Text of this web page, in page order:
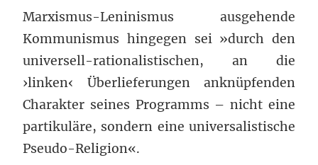
Marxismus-Leninismus ausgehende
Kommunismus hingegen sei »durch den
universell-rationalistischen, an die
›linken‹ Überlieferungen anknüpfenden
Charakter seines Programms – nicht eine
partikuläre, sondern eine universalistische
Pseudo-Religion«.